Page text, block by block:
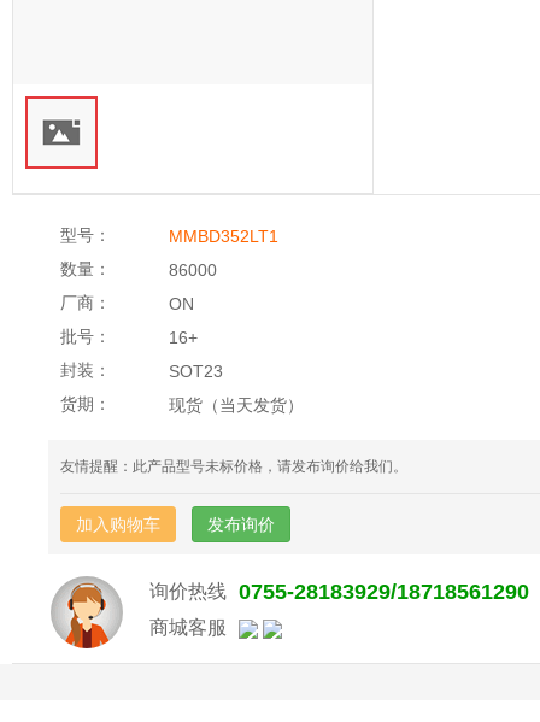
型号： MMBD352LT1
数量： 86000
厂商： ON
批号： 16+
封装： SOT23
货期： 现货（当天发货）
友情提醒：此产品型号未标价格，请发布询价给我们。
加入购物车 发布询价
询价热线 0755-28183929/18718561290
商城客服